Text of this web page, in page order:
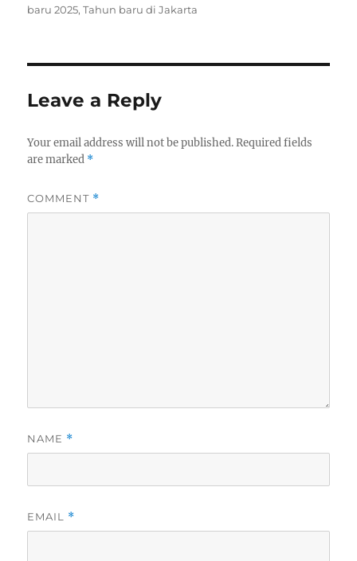
baru 2025,Tahun baru di Jakarta
Leave a Reply
Your email address will not be published. Required fields
are marked *
COMMENT *
NAME *
EMAIL *